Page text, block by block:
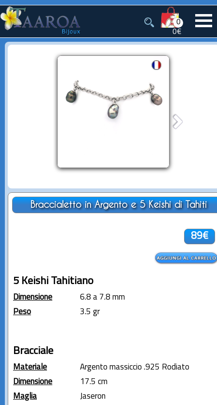
0
0€
Braccialetto in Argento e 5 Keishi di Tahiti
89€
5 Keishi Tahitiano
Dimensione
6.8 a 7.8 mm
Peso
3.5 gr
Bracciale
Materiale
Argento massiccio .925 Rodiato
Dimensione
17.5 cm
Maglia
Jaseron